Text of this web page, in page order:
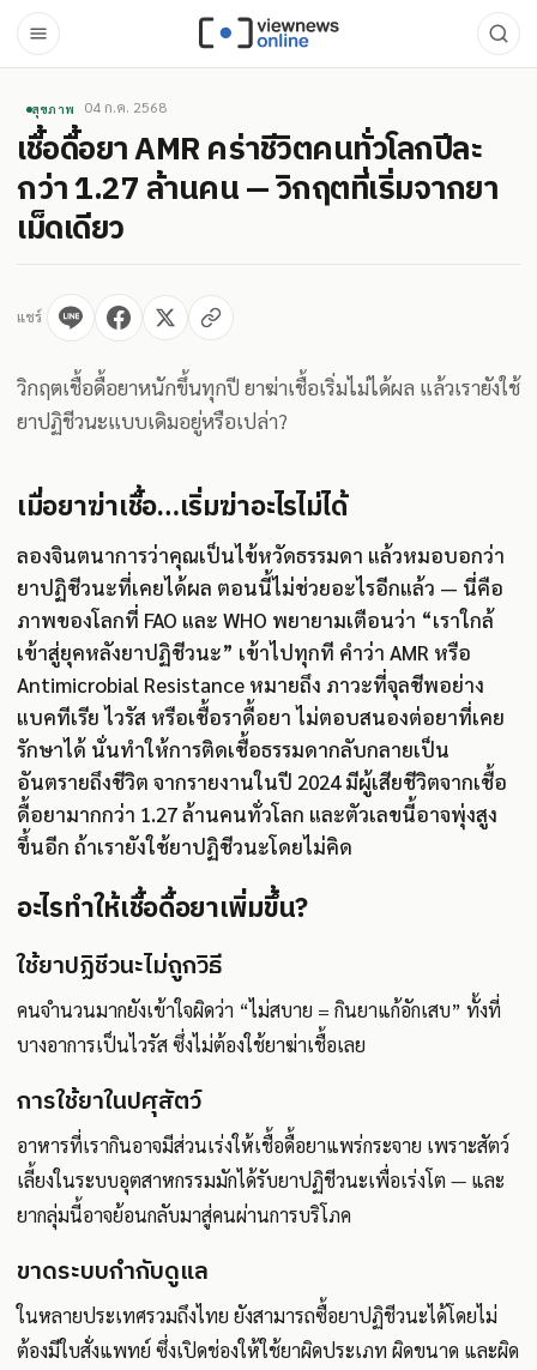
สุขภาพ 04 ก.ค. 2568
เชื้อดื้อยา AMR คร่าชีวิตคนทั่วโลกปีละ
กว่า 1.27 ล้านคน — วิกฤตที่เริ่มจากยา
เม็ดเดียว
แชร์
วิกฤตเชื้อดื้อยาหนักขึ้นทุกปี ยาฆ่าเชื้อเริ่มไม่ได้ผล แล้วเรายังใช้
ยาปฏิชีวนะแบบเดิมอยู่หรือเปล่า?
เมื่อยาฆ่าเชื้อ…เริ่มฆ่าอะไรไม่ได้
ลองจินตนาการว่าคุณเป็นไข้หวัดธรรมดา แล้วหมอบอกว่า
ยาปฏิชีวนะที่เคยได้ผล ตอนนี้ไม่ช่วยอะไรอีกแล้ว — นี่คือ
ภาพของโลกที่ FAO และ WHO พยายามเตือนว่า “เราใกล้
เข้าสู่ยุคหลังยาปฏิชีวนะ” เข้าไปทุกที คำว่า AMR หรือ
Antimicrobial Resistance หมายถึง ภาวะที่จุลชีพอย่าง
แบคทีเรีย ไวรัส หรือเชื้อราดื้อยา ไม่ตอบสนองต่อยาที่เคย
รักษาได้ นั่นทำให้การติดเชื้อธรรมดากลับกลายเป็น
อันตรายถึงชีวิต จากรายงานในปี 2024 มีผู้เสียชีวิตจากเชื้อ
ดื้อยามากกว่า 1.27 ล้านคนทั่วโลก และตัวเลขนี้อาจพุ่งสูง
ขึ้นอีก ถ้าเรายังใช้ยาปฏิชีวนะโดยไม่คิด
อะไรทำให้เชื้อดื้อยาเพิ่มขึ้น?
ใช้ยาปฏิชีวนะไม่ถูกวิธี
คนจำนวนมากยังเข้าใจผิดว่า “ไม่สบาย = กินยาแก้อักเสบ” ทั้งที่
บางอาการเป็นไวรัส ซึ่งไม่ต้องใช้ยาฆ่าเชื้อเลย
การใช้ยาในปศุสัตว์
อาหารที่เรากินอาจมีส่วนเร่งให้เชื้อดื้อยาแพร่กระจาย เพราะสัตว์
เลี้ยงในระบบอุตสาหกรรมมักได้รับยาปฏิชีวนะเพื่อเร่งโต — และ
ยากลุ่มนี้อาจย้อนกลับมาสู่คนผ่านการบริโภค
ขาดระบบกำกับดูแล
ในหลายประเทศรวมถึงไทย ยังสามารถซื้อยาปฏิชีวนะได้โดยไม่
ต้องมีใบสั่งแพทย์ ซึ่งเปิดช่องให้ใช้ยาผิดประเภท ผิดขนาด และผิด